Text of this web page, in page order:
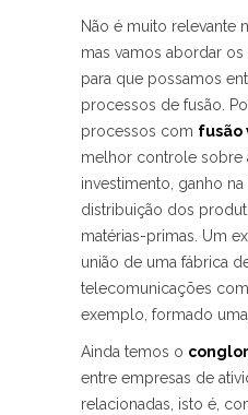
Não é muito relevante
mas vamos abordar
para que possamos
processos de fusão.
processos com fusão
melhor controle sobre
investimento, ganho
distribuição dos
matérias-primas. Um
união de uma fábrica
telecomunicações
exemplo, formado uma
Ainda temos o c
entre empresas de
relacionadas, isto é,